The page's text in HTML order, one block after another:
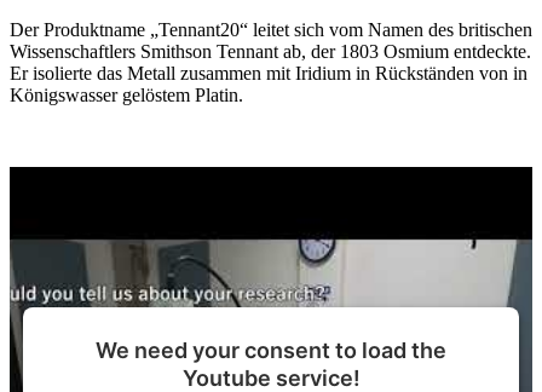
Der Produktname „Tennant20“ leitet sich vom Namen des britischen
Wissenschaftlers Smithson Tennant ab, der 1803 Osmium entdeckte.
Er isolierte das Metall zusammen mit Iridium in Rückständen von in
Königswasser gelöstem Platin.
We need your consent to load the
Youtube service!